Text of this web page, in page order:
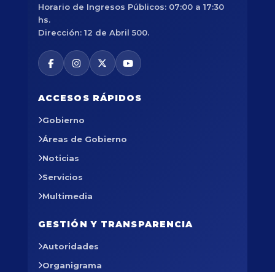
Horario de Ingresos Públicos: 07:00 a 17:30
hs.
Dirección: 12 de Abril 500.
ACCESOS RÁPIDOS
Gobierno
Áreas de Gobierno
Noticias
Servicios
Multimedia
GESTIÓN Y TRANSPARENCIA
Autoridades
Organigrama